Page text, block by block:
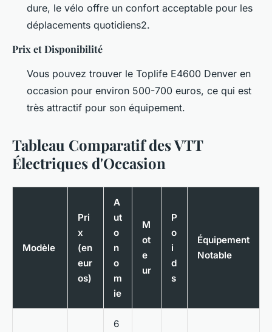
dure, le vélo offre un confort acceptable pour les
déplacements quotidiens2.
Prix et Disponibilité
Vous pouvez trouver le Toplife E4600 Denver en
occasion pour environ 500-700 euros, ce qui est
très attractif pour son équipement.
Tableau Comparatif des VTT
Électriques d'Occasion
Modèle
Pri
x
(en
eur
os)
A
ut
o
n
o
m
ie
M
ot
e
ur
P
o
i
d
s
Équipement
Notable
6